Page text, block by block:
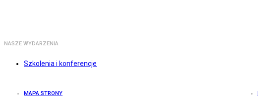
NASZE WYDARZENIA
Szkolenia i konferencje
MAPA STRONY